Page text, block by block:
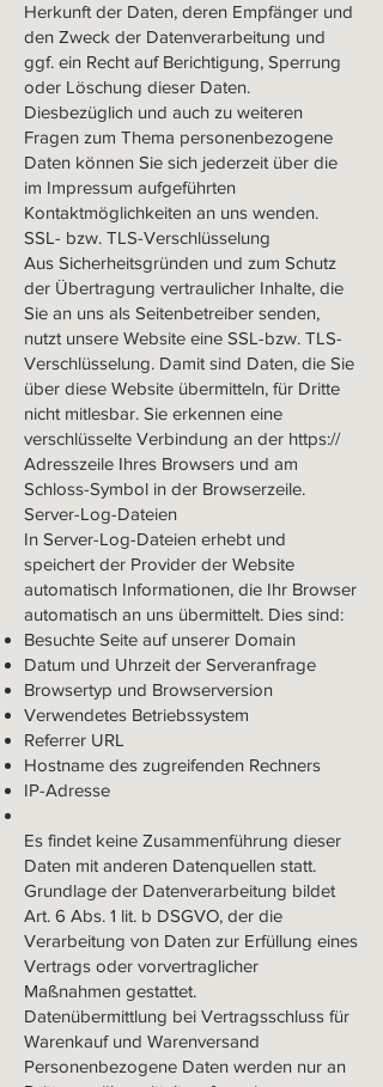
Herkunft der Daten, deren Empfänger und
den Zweck der Datenverarbeitung und
ggf. ein Recht auf Berichtigung, Sperrung
oder Löschung dieser Daten.
Diesbezüglich und auch zu weiteren
Fragen zum Thema personenbezogene
Daten können Sie sich jederzeit über die
im Impressum aufgeführten
Kontaktmöglichkeiten an uns wenden.
SSL- bzw. TLS-Verschlüsselung
Aus Sicherheitsgründen und zum Schutz
der Übertragung vertraulicher Inhalte, die
Sie an uns als Seitenbetreiber senden,
nutzt unsere Website eine SSL-bzw. TLS-
Verschlüsselung. Damit sind Daten, die Sie
über diese Website übermitteln, für Dritte
nicht mitlesbar. Sie erkennen eine
verschlüsselte Verbindung an der https://
Adresszeile Ihres Browsers und am
Schloss-Symbol in der Browserzeile.
Server-Log-Dateien
In Server-Log-Dateien erhebt und
speichert der Provider der Website
automatisch Informationen, die Ihr Browser
automatisch an uns übermittelt. Dies sind:
Besuchte Seite auf unserer Domain
Datum und Uhrzeit der Serveranfrage
Browsertyp und Browserversion
Verwendetes Betriebssystem
Referrer URL
Hostname des zugreifenden Rechners
IP-Adresse
Es findet keine Zusammenführung dieser
Daten mit anderen Datenquellen statt.
Grundlage der Datenverarbeitung bildet
Art. 6 Abs. 1 lit. b DSGVO, der die
Verarbeitung von Daten zur Erfüllung eines
Vertrags oder vorvertraglicher
Maßnahmen gestattet.
Datenübermittlung bei Vertragsschluss für
Warenkauf und Warenversand
Personenbezogene Daten werden nur an